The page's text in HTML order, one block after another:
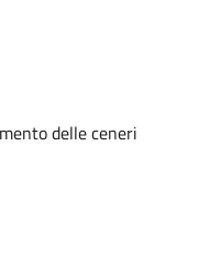
delle ceneri